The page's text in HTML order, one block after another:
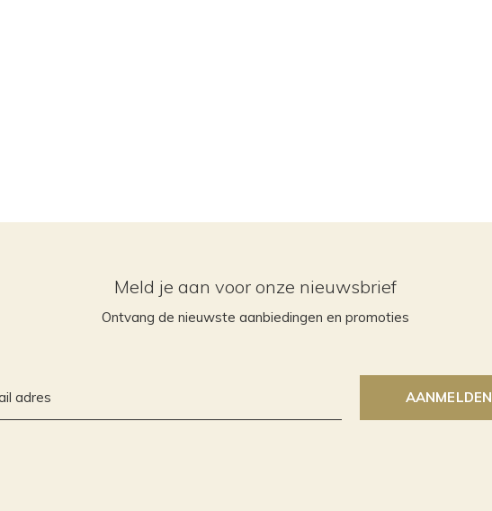
Meld je aan voor onze nieuwsbrief
Ontvang de nieuwste aanbiedingen en promoties
AANMELDEN